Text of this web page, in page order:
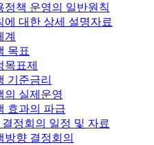
정책 운영의 일반원칙
에 대한 상세 설명자료
계
목표
목표제
기준금리
의 실제운영
효과의 파급
정회의 일정 및 자료
방향 결정회의